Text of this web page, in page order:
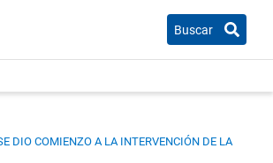
Buscar
DIO COMIENZO A LA INTERVENCIÓN DE LA